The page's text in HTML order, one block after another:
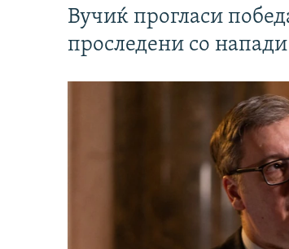
Вучиќ прогласи
проследени со